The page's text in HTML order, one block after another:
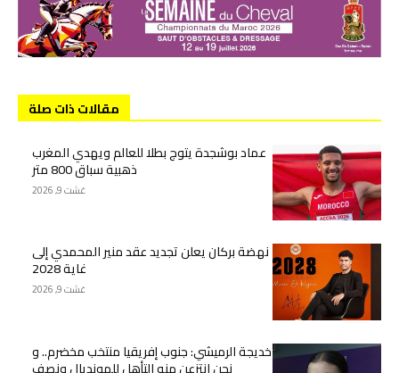
مقالات ذات صلة
عماد بوشجدة يتوج بطلا للعالم ويهدي المغرب
ذهبية سباق 800 متر
غشت 9, 2026
نهضة بركان يعلن تجديد عقد منير المحمدي إلى
غاية 2028
غشت 9, 2026
خديجة الرميشي: جنوب إفريقيا منتخب مخضرم.. و